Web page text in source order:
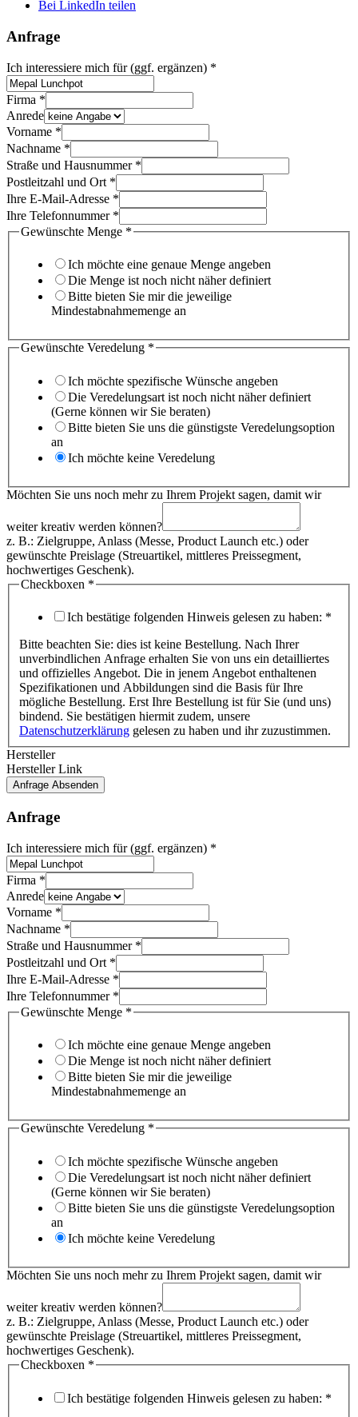
Bei LinkedIn teilen
Anfrage
Ich interessiere mich für (ggf. ergänzen) *
Firma *
Anrede
Vorname *
Nachname *
Straße und Hausnummer *
Postleitzahl und Ort *
Ihre E-Mail-Adresse *
Ihre Telefonnummer *
Gewünschte Menge *
Ich möchte eine genaue Menge angeben
Die Menge ist noch nicht näher definiert
Bitte bieten Sie mir die jeweilige
Mindestabnahmemenge an
Gewünschte Veredelung *
Ich möchte spezifische Wünsche angeben
Die Veredelungsart ist noch nicht näher definiert
(Gerne können wir Sie beraten)
Bitte bieten Sie uns die günstigste Veredelungsoption
an
Ich möchte keine Veredelung
Name
Checkboxen
Möchten Sie uns noch mehr zu Ihrem Projekt sagen, damit wir
weiter kreativ werden können?
z. B.: Zielgruppe, Anlass (Messe, Product Launch etc.) oder
gewünschte Preislage (Streuartikel, mittleres Preissegment,
hochwertiges Geschenk).
Checkboxen *
Ich bestätige folgenden Hinweis gelesen zu haben: *
Bitte beachten Sie: dies ist keine Bestellung. Nach Ihrer
unverbindlichen Anfrage erhalten Sie von uns ein detailliertes
und offizielles Angebot. Die in jenem Angebot enthaltenen
Spezifikationen und Abbildungen sind die Basis für Ihre
mögliche Bestellung. Erst Ihre Bestellung ist für Sie (und uns)
bindend. Sie bestätigen hiermit zudem, unsere
Datenschutzerklärung gelesen zu haben und ihr zuzustimmen.
Hersteller
Hersteller Link
Anfrage Absenden
Anfrage
Ich interessiere mich für (ggf. ergänzen) *
Menge
Ihre
damit
Firma *
Anrede
Vorname *
Nachname *
Straße und Hausnummer *
Postleitzahl und Ort *
Ihre E-Mail-Adresse *
Ihre Telefonnummer *
Gewünschte Menge *
Ich möchte eine genaue Menge angeben
Die Menge ist noch nicht näher definiert
Bitte bieten Sie mir die jeweilige
Mindestabnahmemenge an
Gewünschte Veredelung *
Ich möchte spezifische Wünsche angeben
Die Veredelungsart ist noch nicht näher definiert
(Gerne können wir Sie beraten)
Bitte bieten Sie uns die günstigste Veredelungsoption
an
Ich möchte keine Veredelung
Möchten Sie uns noch mehr zu Ihrem Projekt sagen, damit wir
weiter kreativ werden können?
z. B.: Zielgruppe, Anlass (Messe, Product Launch etc.) oder
gewünschte Preislage (Streuartikel, mittleres Preissegment,
hochwertiges Geschenk).
Checkboxen *
Ich bestätige folgenden Hinweis gelesen zu haben: *